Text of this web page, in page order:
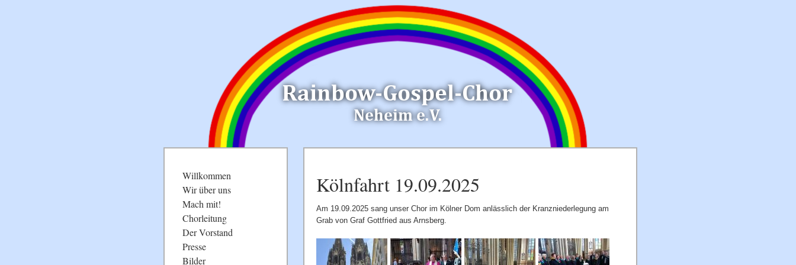
Kölnfahrt 19.09.2025
Am 19.09.2025 sang unser Chor im Kölner Dom anlässlich der Kranzniederlegung am
Grab von Graf Gottfried aus Arnsberg.
Navigation
überspringen
Willkommen
Wir über uns
Mach mit!
Chorleitung
Der Vorstand
Presse
Bilder